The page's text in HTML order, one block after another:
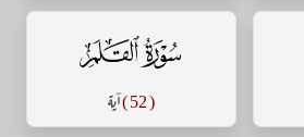
سورة القلم
( 52 ) آية